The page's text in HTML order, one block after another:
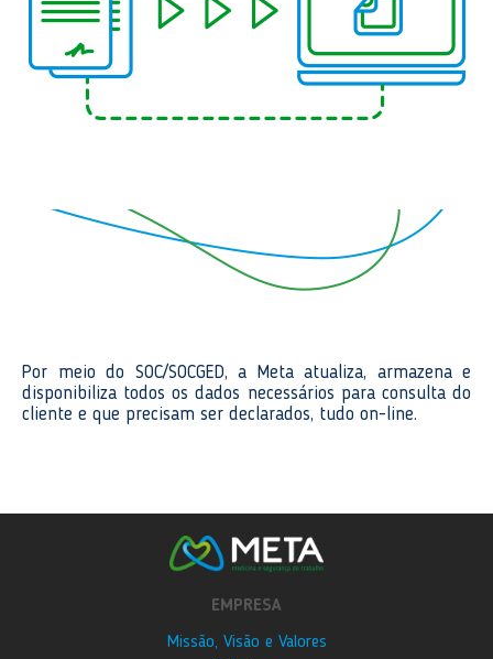
Por meio do SOC/SOCGED, a Meta atualiza, armazena e
disponibiliza todos os dados necessários para consulta do
cliente e que precisam ser declarados, tudo on-line.
EMPRESA
Missão, Visão e Valores